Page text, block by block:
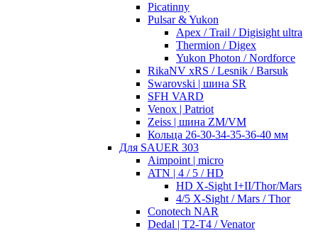
Picatinny
Pulsar & Yukon
Apex / Trail / Digisight ultra
Thermion / Digex
Yukon Photon / Nordforce
RikaNV xRS / Lesnik / Barsuk
Swarovski | шина SR
SFH VARD
Venox | Patriot
Zeiss | шина ZM/VM
Кольца 26-30-34-35-36-40 мм
Для SAUER 303
Aimpoint | micro
ATN | 4 / 5 / HD
HD X-Sight I+II/Thor/Mars
4/5 X-Sight / Mars / Thor
Conotech NAR
Dedal | T2-T4 / Venator